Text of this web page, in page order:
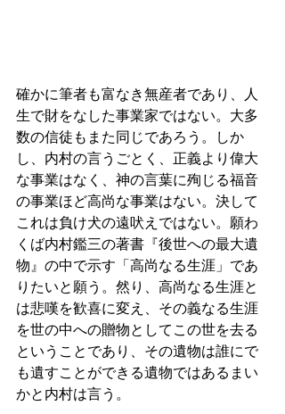
確かに筆者も富なき無産者であり、人
生で財をなした事業家ではない。大多
数の信徒もまた同じであろう。しか
し、内村の言うごとく、正義より偉大
な事業はなく、神の言葉に殉じる福音
の事業ほど高尚な事業はない。決して
これは負け犬の遠吠えではない。願わ
くば内村鑑三の著書『後世への最大遺
物』の中で示す「高尚なる生涯」であ
りたいと願う。然り、高尚なる生涯と
は悲嘆を歓喜に変え、その義なる生涯
を世の中への贈物としてこの世を去る
ということであり、その遺物は誰にで
も遺すことができる遺物ではあるまい
かと内村は言う。